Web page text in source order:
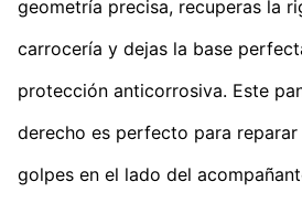
geometría precisa, recuperas la
carrocería y dejas la base
protección anticorrosiva. Este
derecho es perfecto para
golpes en el lado del